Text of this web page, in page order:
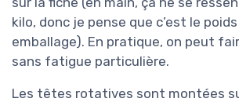
kilo, donc je pense que c’est le
emballage). En pratique, on peut
sans fatigue particulière.
Les têtes rotatives sont montées